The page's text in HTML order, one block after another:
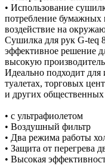
• Использование
потребление бумажных
воздействие на
Сушилка для рук G-teq
эффективное решение
высокую
Идеально подходит
туалетах, торговых
и других общественных
• с ультрафиолетом
• Воздушный фильтр
• Два режима работы
• Защита от перегрева
• Высокая